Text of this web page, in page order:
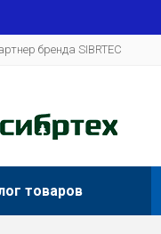
бренда SIBRTEC
товаров